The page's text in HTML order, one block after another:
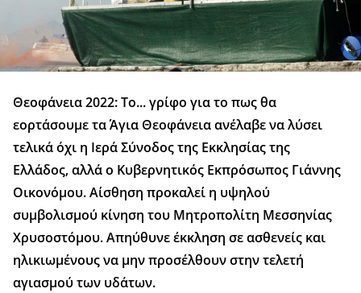
Θεοφάνεια 2022: Το... γρίφο για το πως θα
εορτάσουμε τα Άγια Θεοφάνεια ανέλαβε να λύσει
τελικά όχι η Ιερά Σύνοδος της Εκκλησίας της
Ελλάδος, αλλά ο Κυβερνητικός Εκπρόσωπος Γιάννης
Οικονόμου. Αίσθηση προκαλεί η υψηλού
συμβολισμού κίνηση του Μητροπολίτη Μεσσηνίας
Χρυσοστόμου. Απηύθυνε έκκληση σε ασθενείς και
ηλικιωμένους να μην προσέλθουν στην τελετή
αγιασμού των υδάτων.